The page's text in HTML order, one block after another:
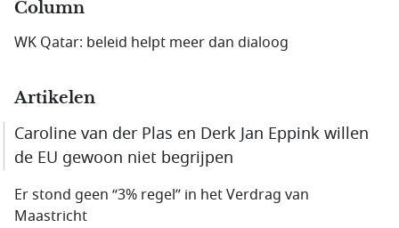
Column
WK Qatar: beleid helpt meer dan dialoog
Artikelen
Caroline van der Plas en Derk Jan Eppink willen
de EU gewoon niet begrijpen
Er stond geen “3% regel” in het Verdrag van
Maastricht